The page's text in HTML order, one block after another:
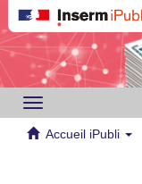
Toggle
navigation
Accueil iPubli